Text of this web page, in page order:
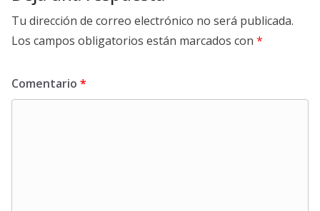
Tu dirección de correo electrónico no será publicada.
Los campos obligatorios están marcados con *
Comentario *